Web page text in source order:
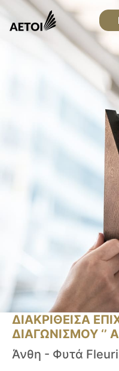
ΔΙΑΚΡΙΘΕΙΣΑ
ΔΙΑΓΩΝΙΣΜΟΥ ‘’
Άνθη - Φυτά